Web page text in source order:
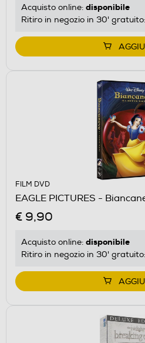
Acquisto online: disponibile
Ritiro in negozio in 30' gratuito:
FILM DVD
EAGLE PICTURES -
€ 9,90
Acquisto online: disponibile
Ritiro in negozio in 30' gratuito: